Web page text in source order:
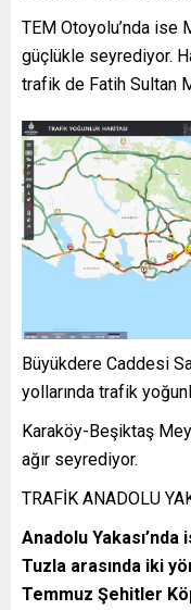
TEM Otoyolu’nda ise
güçlükle seyrediyor.
trafik de Fatih Sultan
Büyükdere Caddesi
yollarında trafik
Karaköy-Beşiktaş
ağır seyrediyor.
TRAFİK ANADOLU
Anadolu
Tuzla arasında iki
Temmuz Şehitler